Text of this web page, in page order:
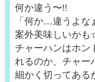
何か違う〜!!
「何か…違うよな
案外美味しいか
チャーハンはホン
れるのか、チャー
細かく切ってある